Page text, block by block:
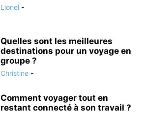
Lionel -
Quelles sont les meilleures
destinations pour un voyage en
groupe ?
Christine -
Comment voyager tout en
restant connecté à son travail ?